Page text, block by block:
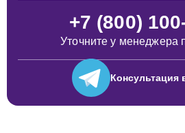
+7 (800)
Уточните у менеджера
Консультация